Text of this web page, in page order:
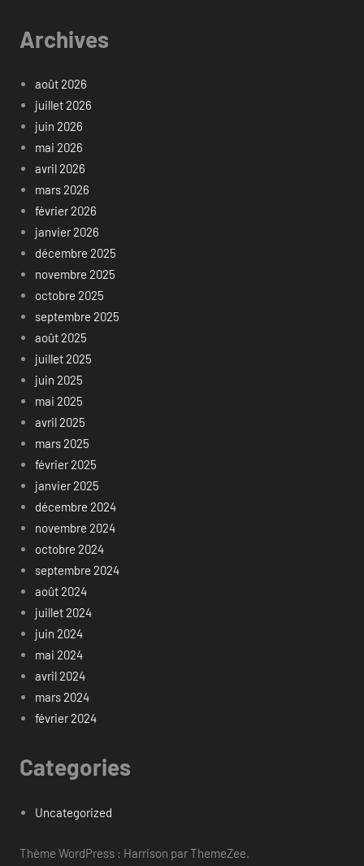
Archives
août 2026
juillet 2026
juin 2026
mai 2026
avril 2026
mars 2026
février 2026
janvier 2026
décembre 2025
novembre 2025
octobre 2025
septembre 2025
août 2025
juillet 2025
juin 2025
mai 2025
avril 2025
mars 2025
février 2025
janvier 2025
décembre 2024
novembre 2024
octobre 2024
septembre 2024
août 2024
juillet 2024
juin 2024
mai 2024
avril 2024
mars 2024
février 2024
Categories
Uncategorized
Thème WordPress : Harrison par ThemeZee.